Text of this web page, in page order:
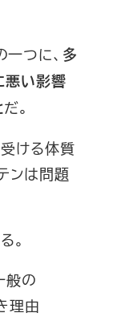
つに、 多
悪い影響
だ。
ける体質
ンは問題
。
般の
理由